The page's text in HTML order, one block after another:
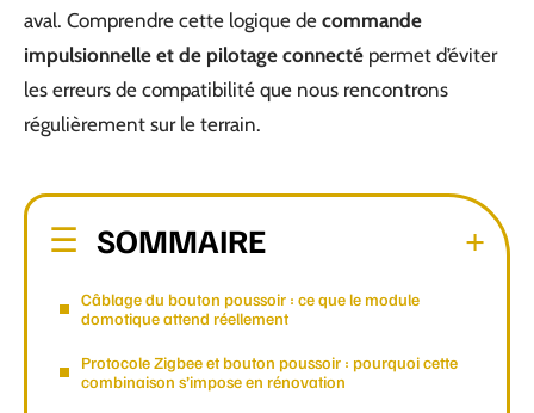
aval. Comprendre cette logique de commande
impulsionnelle et de pilotage connecté permet d’éviter
les erreurs de compatibilité que nous rencontrons
régulièrement sur le terrain.
SOMMAIRE
Câblage du bouton poussoir : ce que le module
domotique attend réellement
Protocole Zigbee et bouton poussoir : pourquoi cette
combinaison s’impose en rénovation